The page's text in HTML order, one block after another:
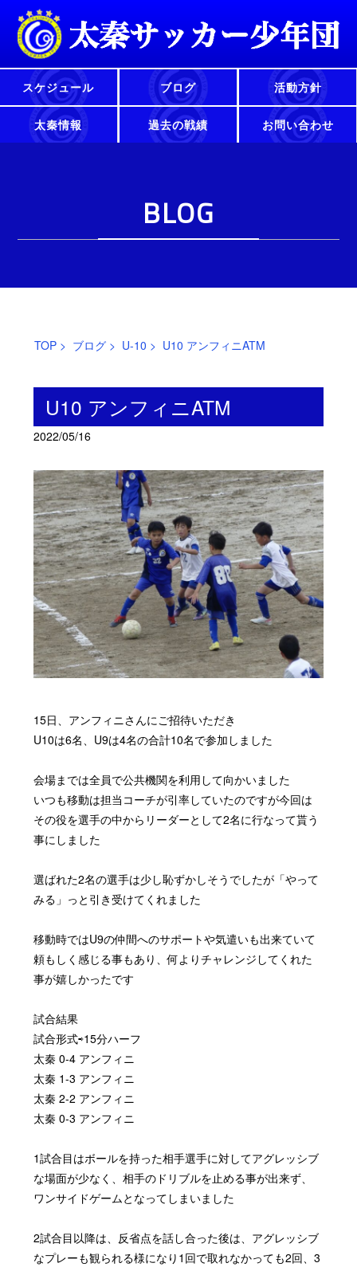
スケジュール ブログ 活動方針
太秦情報 過去の戦績 お問い合わせ
BLOG
TOP> ブログ> U-10 > U10 アンフィニATM
U10 アンフィニATM
2022/05/16
15日、アンフィニさんにご招待いただき
U10は6名、 U9は4名の合計10名で参加しました
会場までは全員で公共機関を利用して向かいました
いつも移動は担当コーチが引率していたのですが今回は
その役を選手の中からリーダーとして2名に行なって貰う
事にしました
選ばれた2名の選手は少し恥ずかしそうでしたが「やって
みる」っと引き受けてくれました
移動時ではU9の仲間へのサポートや気遣いも出来ていて
頼もしく感じる事もあり、何よりチャレンジしてくれた
事が嬉しかったです
試合結果
試合形式⇨15分ハーフ
太秦 0-4 アンフィニ
太秦 1-3 アンフィニ
太秦 2-2 アンフィニ
太秦 0-3 アンフィニ
1試合目はボールを持った相手選手に対してアグレッシブ
な場面が少なく、相手のドリブルを止める事が出来ず、
ワンサイドゲームとなってしまいました
2試合目以降は、反省点を話し合った後は、アグレッシブ
なプレーも観られる様になり 1 回で取れなかっても2回、3